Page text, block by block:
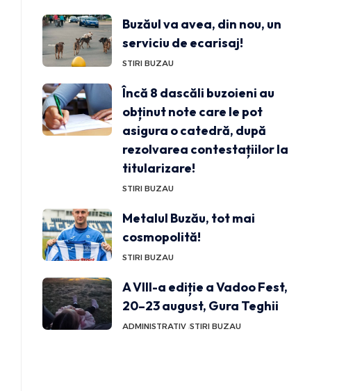
Buzăul va avea, din nou, un
serviciu de ecarisaj!
STIRI BUZAU
Încă 8 dascăli buzoieni au
obținut note care le pot
asigura o catedră, după
rezolvarea contestațiilor la
titularizare!
STIRI BUZAU
Metalul Buzău, tot mai
cosmopolită!
STIRI BUZAU
A VIII-a ediție a Vadoo Fest,
20–23 august, Gura Teghii
ADMINISTRATIV STIRI BUZAU